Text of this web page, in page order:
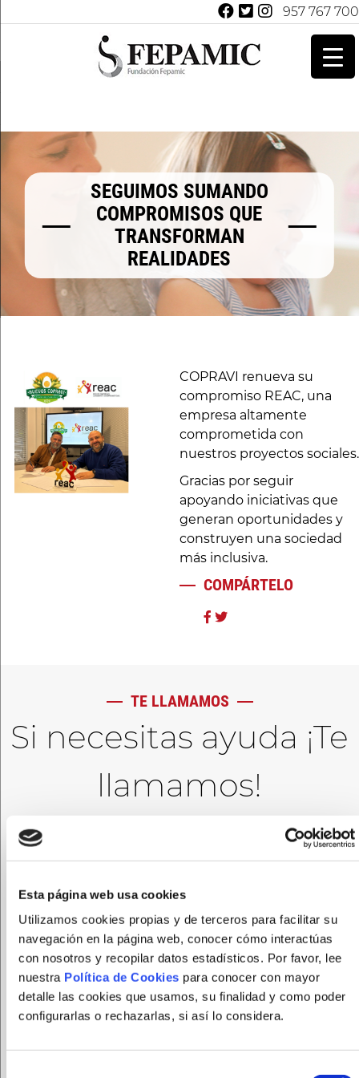
Esta página web usa cookies
Utilizamos cookies propias y de terceros para facilitar su
navegación en la página web, conocer cómo interactúas
con nosotros y recopilar datos estadísticos. Por favor, lee
nuestra Política de Cookies para conocer con mayor
detalle las cookies que usamos, su finalidad y como poder
configurarlas o rechazarlas, si así lo considera.
957 767 700
SEGUIMOS SUMANDO
COMPROMISOS QUE
TRANSFORMAN
REALIDADES
COPRAVI renueva su
compromiso REAC, una
empresa altamente
comprometida con
nuestros proyectos sociales.
Gracias por seguir
apoyando iniciativas que
generan oportunidades y
construyen una sociedad
más inclusiva.
COMPÁRTELO
TE LLAMAMOS
Si necesitas ayuda ¡Te
llamamos!
FUNDACION FEPAMIC tratará sus datos personales